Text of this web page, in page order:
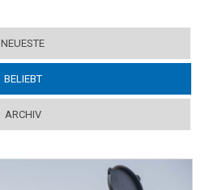
NEUESTE
BELIEBT(ACTIVE TAB)
ARCHIV